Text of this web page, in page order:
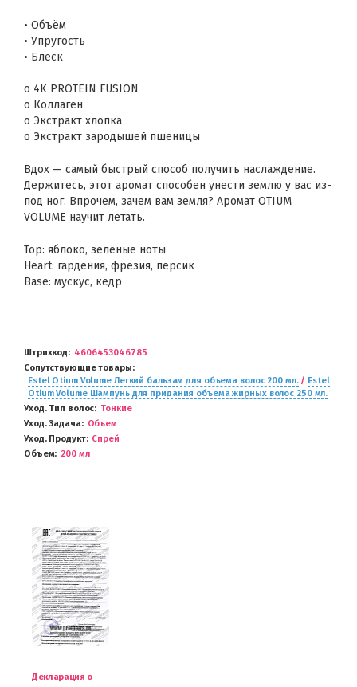
• Объём
• Упругость
• Блеск
o 4K PROTEIN FUSION
o Коллаген
o Экстракт хлопка
o Экстракт зародышей пшеницы
Вдох — самый быстрый способ получить наслаждение.
Держитесь, этот аромат способен унести землю у вас из-
под ног. Впрочем, зачем вам земля? Аромат OTIUM
VOLUME научит летать.
Top: яблоко, зелёные ноты
Heart: гардения, фрезия, персик
Base: мускус, кедр
Штрихкод
4606453046785
Сопутствующие товары
Estel Otium Volume Легкий бальзам для объема волос 200 мл./ Estel
Otium Volume Шампунь для придания объема жирных волос 250 мл.
Уход. Тип волос
Тонкие
Уход. Задача
Объем
Уход. Продукт
Спрей
Объем
200 мл
Декларация о